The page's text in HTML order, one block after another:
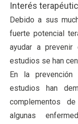
Interés
Debido a sus
fuerte potencial
ayudar a prevenir
estudios se han
En la prevención
estudios han
complementos
algunas